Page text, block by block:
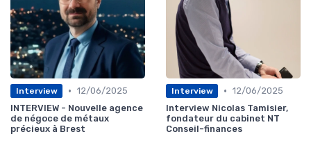
Interview • 12/06/2025
INTERVIEW - Nouvelle agence
de négoce de métaux
précieux à Brest
Interview • 12/06/2025
Interview Nicolas Tamisier,
fondateur du cabinet NT
Conseil-finances